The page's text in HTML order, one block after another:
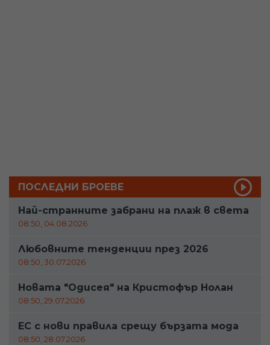
ПОСЛЕДНИ БРОЕВЕ
Най-странните забрани на плаж в света
08:50, 04.08.2026
Любовните тенденции през 2026
08:50, 30.07.2026
Новата "Одисея" на Кристофър Нолан
08:50, 29.07.2026
ЕС с нови правила срещу бързата мода
08:50, 28.07.2026